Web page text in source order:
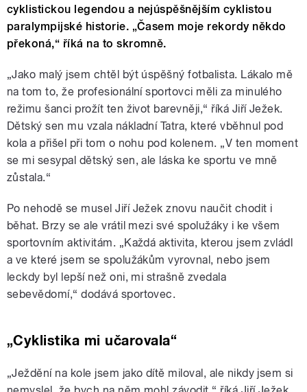
cyklistickou legendou a nejúspěšnějším cyklistou
paralympijské historie. „Časem moje rekordy někdo
překoná,“ říká na to skromně.
„Jako malý jsem chtěl být úspěšný fotbalista. Lákalo mě
na tom to, že profesionální sportovci měli za minulého
režimu šanci prožít ten život barevněji,“ říká Jiří Ježek.
Dětský sen mu vzala nákladní Tatra, které vběhnul pod
kola a přišel při tom o nohu pod kolenem. „V ten moment
se mi sesypal dětský sen, ale láska ke sportu ve mně
zůstala.“
Po nehodě se musel Jiří Ježek znovu naučit chodit i
běhat. Brzy se ale vrátil mezi své spolužáky i ke všem
sportovním aktivitám. „Každá aktivita, kterou jsem zvládl
a ve které jsem se spolužákům vyrovnal, nebo jsem
leckdy byl lepší než oni, mi strašně zvedala
sebevědomí,“ dodává sportovec.
„Cyklistika mi učarovala“
„Ježdění na kole jsem jako dítě miloval, ale nikdy jsem si